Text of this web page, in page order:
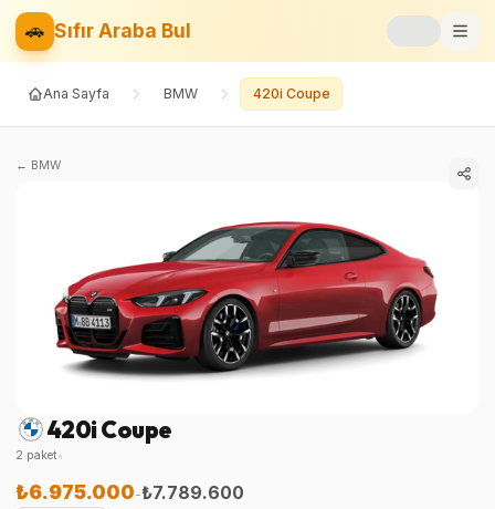
🚗 Sıfır Araba Bul
Markalar
🚙SUV
⚖️Karşılaştır
❤️Favoriler
Ana Sayfa BMW 420i Coupe
← BMW
420i Coupe
2 paket•
₺6.975.000-₺7.789.600